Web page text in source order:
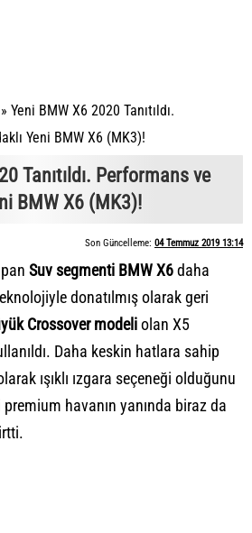
» Yeni BMW X6 2020 Tanıtıldı.
Yeni BMW X6 (MK3)!
Tanıtıldı. Performans ve
BMW X6 (MK3)!
Son Güncelleme: 04 Temmuz 2019 13:14
Suv segmenti BMW X6daha
donatılmış olarak geri
Crossover modeliolan X5
Daha keskin hatlara sahip
ışıklı ızgara seçeneği olduğunu
havanın yanında biraz da